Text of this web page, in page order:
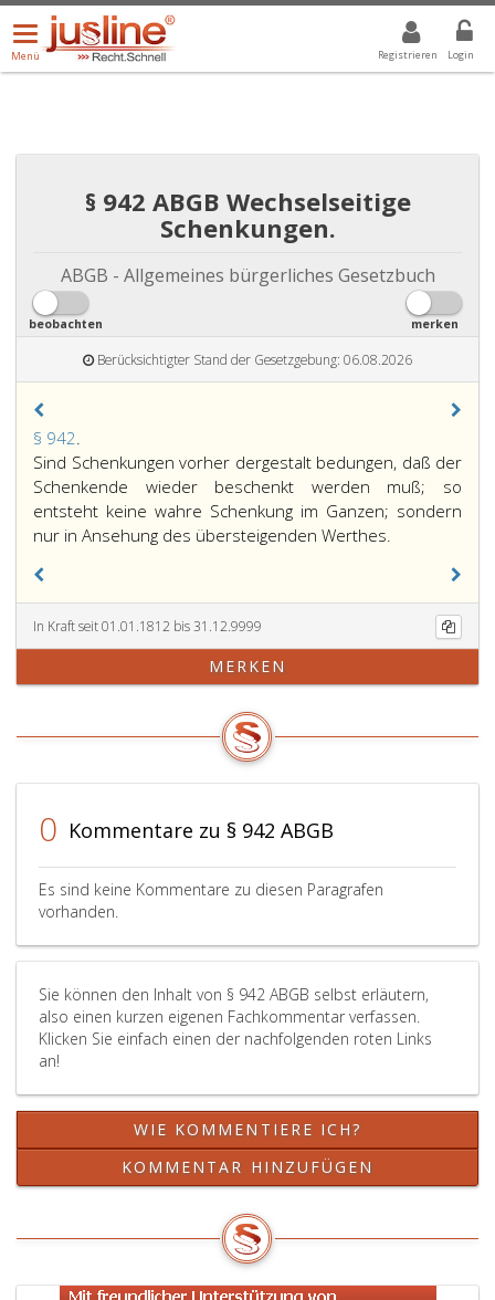
Registrieren Login
Menü
öffnen/schließen
Menü
ALLE DROPDOWN: GEWÄHLTER WERT IST ALLE
§ 942 ABGB Wechselseitige
Schenkungen.
ABGB - Allgemeines bürgerliches Gesetzbuch
beobachten merken
Berücksichtigter Stand der Gesetzgebung: 06.08.2026
§ 942.
942,
Sind Schenkungen vorher dergestalt bedungen, daß der
Schenkende wieder beschenkt werden muß; so
entsteht keine wahre Schenkung im Ganzen; sondern
nur in Ansehung des übersteigenden Werthes.
In Kraft seit 01.01.1812 bis 31.12.9999
MERKEN
0 Kommentare zu § 942 ABGB
Es sind keine Kommentare zu diesen Paragrafen
vorhanden.
Sie können den Inhalt von § 942 ABGB selbst erläutern,
also einen kurzen eigenen Fachkommentar verfassen.
Klicken Sie einfach einen der nachfolgenden roten Links
an!
WIE KOMMENTIERE ICH?
KOMMENTAR HINZUFÜGEN